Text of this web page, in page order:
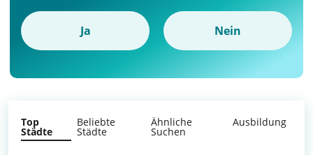
Ja Nein
Top
Städte
Beliebte
Städte
Ähnliche
Suchen
Ausbildung